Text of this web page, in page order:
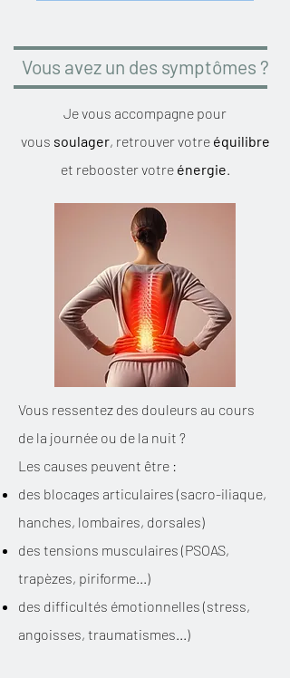
Vous avez un des symptômes ?
Je vous accompagne pour
vous soulager, retrouver votre équilibre
et rebooster votre énergie.
Vous ressentez des douleurs au cours
de la journée ou de la nuit ?
​Les causes peuvent être :
des blocages articulaires (sacro-iliaque,
hanches, lombaires, dorsales)
des tensions musculaires (PSOAS,
trapèzes, piriforme...)
des difficultés émotionnelles​ (stress,
angoisses, traumatismes...)